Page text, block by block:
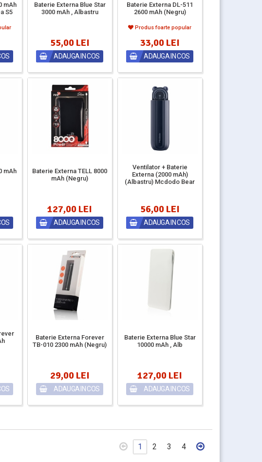
mAh
S5
Baterie Externa Blue Star
3000 mAh , Albastru
55,00 LEI
ADAUGA IN COS
Baterie Externa DL-511
2600 mAh (Negru)
Produs foarte popular
33,00 LEI
ADAUGA IN COS
mAh
Baterie Externa TELL 8000
mAh (Negru)
127,00 LEI
ADAUGA IN COS
Ventilator + Baterie
Externa (2000 mAh)
(Albastru) Mcdodo Bear
56,00 LEI
ADAUGA IN COS
Baterie Externa Forever
TB-010 2300 mAh (Negru)
29,00 LEI
ADAUGA IN COS
Baterie Externa Blue Star
10000 mAh , Alb
127,00 LEI
ADAUGA IN COS
1 2 3 4